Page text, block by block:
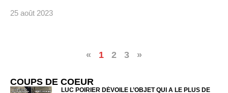
25 août 2023
« 1 2 3 »
COUPS DE COEUR
LUC POIRIER DÉVOILE L’OBJET QUI A LE PLUS DE